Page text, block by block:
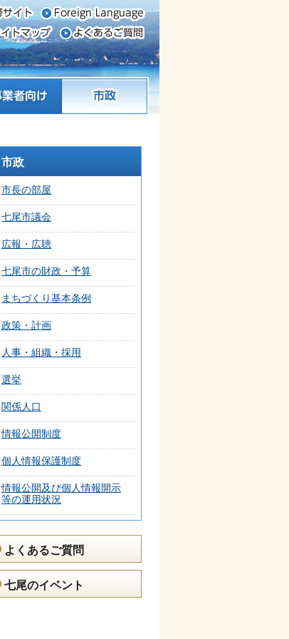
市政
市政
市長の部屋
七尾市議会
広報・広聴
七尾市の財政・予算
まちづくり基本条例
政策・計画
人事・組織・採用
選挙
関係人口
情報公開制度
個人情報保護制度
情報公開及び個人情報開示
等の運用状況
よくあるご質問
七尾のイベント